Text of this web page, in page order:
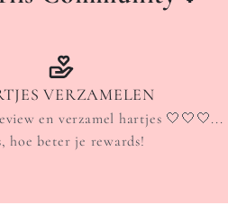
VERZAMELEN
en verzamel hartjes 🤍🤍🤍...
hoe beter je rewards!